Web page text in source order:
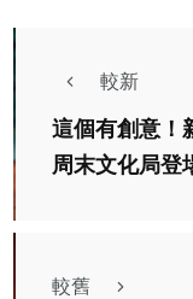
較新
這個有創意！
周末文化局登
較舊